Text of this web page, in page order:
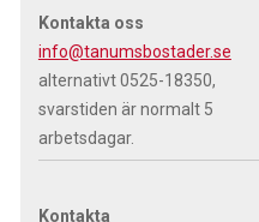
Kontakta oss
info@tanumsbostader.se
alternativt 0525-18350,
svarstiden är normalt 5
arbetsdagar.
Kontakta